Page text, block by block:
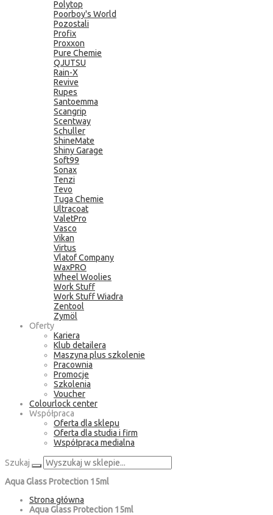
Polytop
Poorboy's World
Pozostali
Profix
Proxxon
Pure Chemie
QJUTSU
Rain-X
Revive
Rupes
Santoemma
Scangrip
Scentway
Schuller
ShineMate
Shiny Garage
Soft99
Sonax
Tenzi
Tevo
Tuga Chemie
Ultracoat
ValetPro
Vasco
Vikan
Virtus
Vlatof Company
WaxPRO
Wheel Woolies
Work Stuff
Work Stuff Wiadra
Zentool
Zymöl
Oferty
Kariera
Klub detailera
Maszyna plus szkolenie
Pracownia
Promocje
Szkolenia
Voucher
Colourlock center
Współpraca
Oferta dla sklepu
Oferta dla studia i firm
Współpraca medialna
Szukaj
Aqua Glass Protection 15ml
Strona główna
Aqua Glass Protection 15ml